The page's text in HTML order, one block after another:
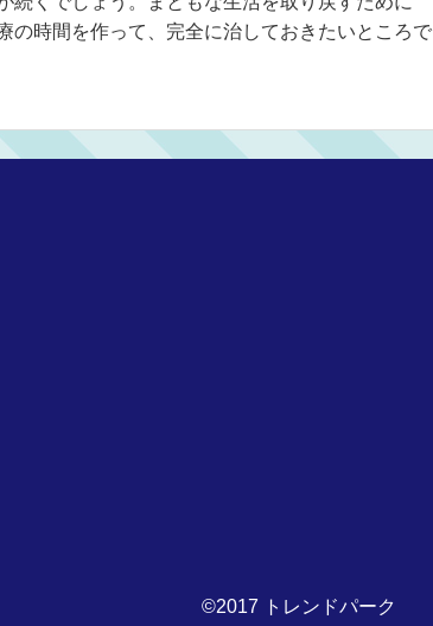
の時間を作って、完全に治しておきたいところで
©2017 トレンドパーク